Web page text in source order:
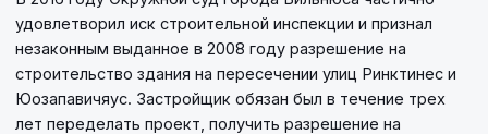
удовлетворил иск строительной инспекции и признал
незаконным выданное в 2008 году разрешение на
строительство здания на пересечении улиц Ринктинес и
Юозапавичяус. Застройщик обязан был в течение трех
лет переделать проект, получить разрешение на